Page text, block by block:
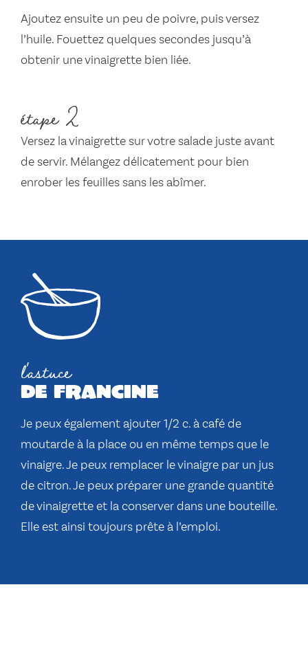
Ajoutez ensuite un peu de poivre, puis versez
l’huile. Fouettez quelques secondes jusqu’à
obtenir une vinaigrette bien liée.
étape 2
Versez la vinaigrette sur votre salade juste avant
de servir. Mélangez délicatement pour bien
enrober les feuilles sans les abîmer.
l'astuce
de francine
Je peux également ajouter 1/2 c. à café de
moutarde à la place ou en même temps que le
vinaigre. Je peux remplacer le vinaigre par un jus
de citron. Je peux préparer une grande quantité
de vinaigrette et la conserver dans une bouteille.
Elle est ainsi toujours prête à l’emploi.